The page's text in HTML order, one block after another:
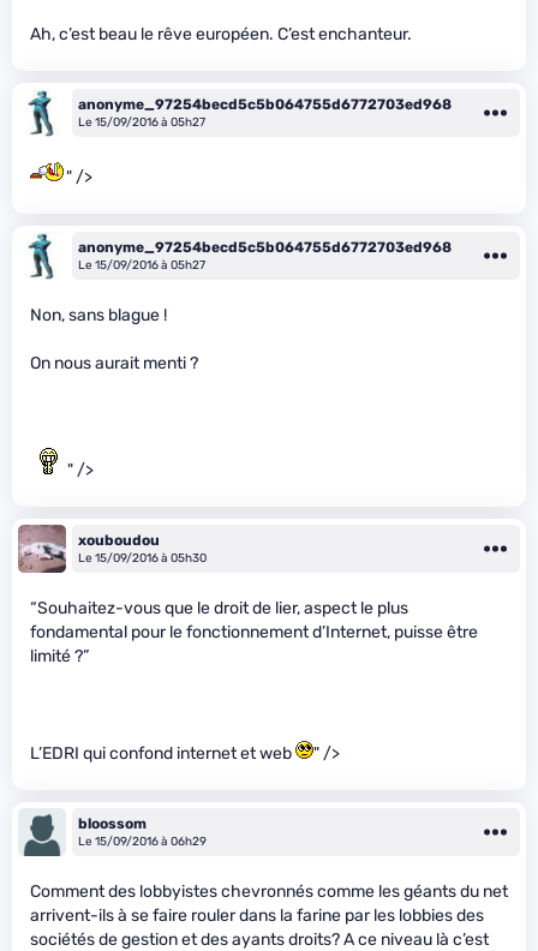
Ah, c’est beau le rêve européen. C’est enchanteur.
anonyme_97254becd5c5b064755d6772703ed968
Le 15/09/2016 à 05h27
" />
anonyme_97254becd5c5b064755d6772703ed968
Le 15/09/2016 à 05h27
Non, sans blague !
On nous aurait menti ?
" />
xouboudou
Le 15/09/2016 à 05h30
“Souhaitez-vous que le droit de lier, aspect le plus
fondamental pour le fonctionnement d’Internet, puisse être
limité ?”
L’EDRI qui confond internet et web " />
bloossom
Le 15/09/2016 à 06h29
Comment des lobbyistes chevronnés comme les géants du net
arrivent-ils à se faire rouler dans la farine par les lobbies des
sociétés de gestion et des ayants droits? A ce niveau là c’est